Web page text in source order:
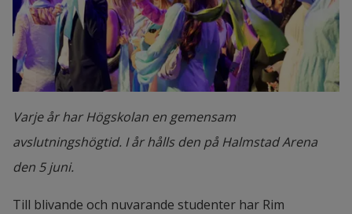
Varje år har Högskolan en gemensam
avslutningshögtid. I år hålls den på Halmstad Arena
den 5 juni.
Till blivande och nuvarande studenter har Rim